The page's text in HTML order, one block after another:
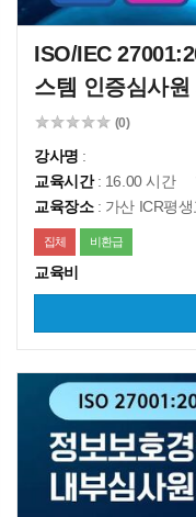
ISO/IEC
스템 인증심사원
(0)
강사명 :
교육시간: 16.00 시간
교육장소: 가산 ICR평생
집체 비환급
교육비